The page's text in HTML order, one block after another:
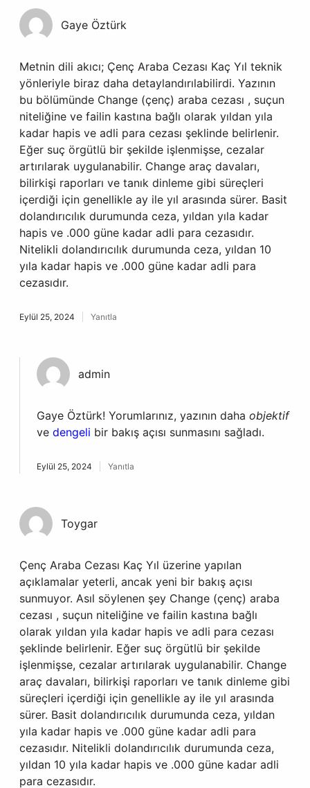
Gaye Öztürk
Metnin dili akıcı; Çenç Araba Cezası Kaç Yıl teknik
yönleriyle biraz daha detaylandırılabilirdi. Yazının
bu bölümünde Change (çenç) araba cezası , suçun
niteliğine ve failin kastına bağlı olarak yıldan yıla
kadar hapis ve adli para cezası şeklinde belirlenir.
Eğer suç örgütlü bir şekilde işlenmişse, cezalar
artırılarak uygulanabilir. Change araç davaları,
bilirkişi raporları ve tanık dinleme gibi süreçleri
içerdiği için genellikle ay ile yıl arasında sürer. Basit
dolandırıcılık durumunda ceza, yıldan yıla kadar
hapis ve .000 güne kadar adli para cezasıdır.
Nitelikli dolandırıcılık durumunda ceza, yıldan 10
yıla kadar hapis ve .000 güne kadar adli para
cezasıdır.
Eylül 25, 2024 Yanıtla
admin
Gaye Öztürk! Yorumlarınız, yazının daha objektif
ve dengeli bir bakış açısı sunmasını sağladı.
Eylül 25, 2024 Yanıtla
Toygar
Çenç Araba Cezası Kaç Yıl üzerine yapılan
açıklamalar yeterli, ancak yeni bir bakış açısı
sunmuyor. Asıl söylenen şey Change (çenç) araba
cezası , suçun niteliğine ve failin kastına bağlı
olarak yıldan yıla kadar hapis ve adli para cezası
şeklinde belirlenir. Eğer suç örgütlü bir şekilde
işlenmişse, cezalar artırılarak uygulanabilir. Change
araç davaları, bilirkişi raporları ve tanık dinleme gibi
süreçleri içerdiği için genellikle ay ile yıl arasında
sürer. Basit dolandırıcılık durumunda ceza, yıldan
yıla kadar hapis ve .000 güne kadar adli para
cezasıdır. Nitelikli dolandırıcılık durumunda ceza,
yıldan 10 yıla kadar hapis ve .000 güne kadar adli
para cezasıdır.